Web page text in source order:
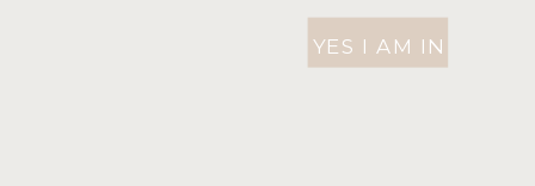
YES I AM IN